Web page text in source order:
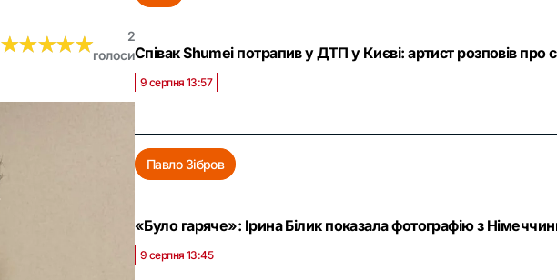
★★★★★
★★★★★
2
голосиСпівак Shumei потрапив у ДТП у Києві: артист розповів про
9 серпня 13:57
Павло Зібров
«Було гаряче»: Ірина Білик показала фотографію з
9 серпня 13:45